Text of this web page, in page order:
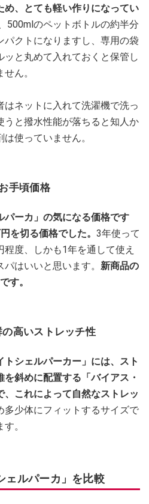
め、とても軽い作りになってい
500mlのペットボトルの約半分
パクトになりますし、専用の袋
ッと丸めて入れておくと保管し
ん。
はネットに入れて洗濯機で洗っ
うと撥水性能が落ちると知人か
使っていません。
手頃価格
パーカ」の気になる価格です
を切る価格でした。 3年使って
度、しかも1年を通して使え
はいいと思います。 新商品の
す。
高いストレッチ性
シェルパーカー」には、スト
斜めに配置する「バイアス・
、これによって自然なストレッ
多少体にフィットするサイズで
。
ェルパーカ」を比較